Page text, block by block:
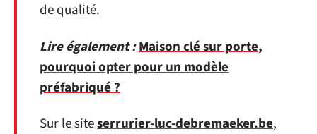
de qualité.
Lire également :Maison clé sur porte,
pourquoi opter pour un modèle
préfabriqué ?
Sur le siteserrurier-luc-debremaeker.be,